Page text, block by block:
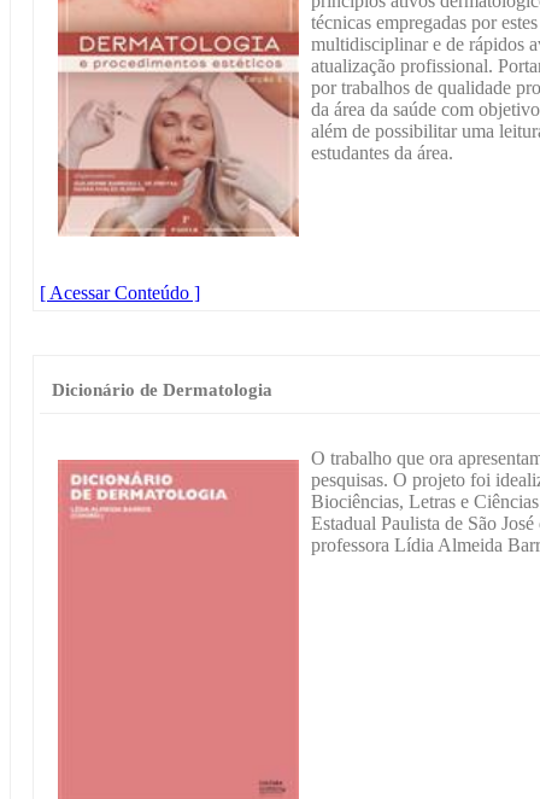
técnicas empregadas por
multidisciplinar e de rápidos
atualização profissional.
por trabalhos de qualidade
da área da saúde com
além de possibilitar uma
estudantes da área.
[ Acessar Conteúdo ]
Dicionário de Dermatologia
O trabalho que ora
pesquisas. O projeto foi
Biociências, Letras e
Estadual Paulista de São
professora Lídia Almeida